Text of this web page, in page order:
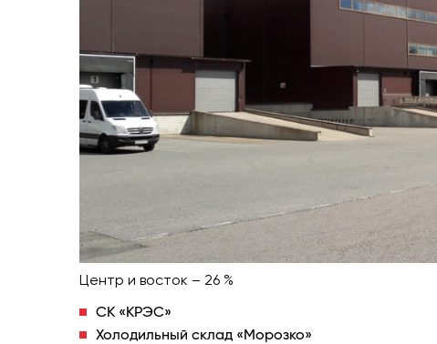
Центр и восток – 26 %
СК «КРЭС»
Холодильный склад «Морозко»